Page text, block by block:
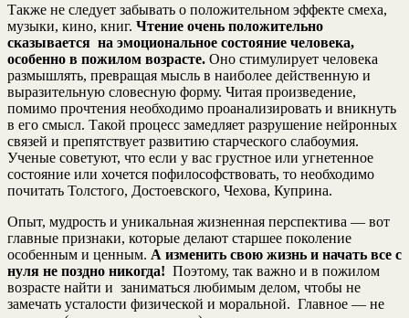
Также не следует забывать о положительном эффекте смеха,
музыки, кино, книг. Чтение очень положительно
сказывается на эмоциональное состояние человека,
особенно в пожилом возрасте. Оно стимулирует человека
размышлять, превращая мысль в наиболее действенную и
выразительную словесную форму. Читая произведение,
помимо прочтения необходимо проанализировать и вникнуть
в его смысл. Такой процесс замедляет разрушение нейронных
связей и препятствует развитию старческого слабоумия.
Ученые советуют, что если у вас грустное или угнетенное
состояние или хочется пофилософствовать, то необходимо
почитать Толстого, Достоевского, Чехова, Куприна.
Опыт, мудрость и уникальная жизненная перспектива — вот
главные признаки, которые делают старшее поколение
особенным и ценным. А изменить свою жизнь и начать все с
нуля не поздно никогда! Поэтому, так важно и в пожилом
возрасте найти и заниматься любимым делом, чтобы не
замечать усталости физической и моральной. Главное — не